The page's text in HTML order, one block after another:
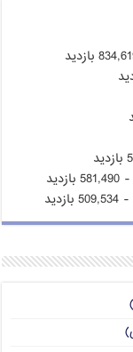
- 581,490 بازدید
- 509,534 بازدید